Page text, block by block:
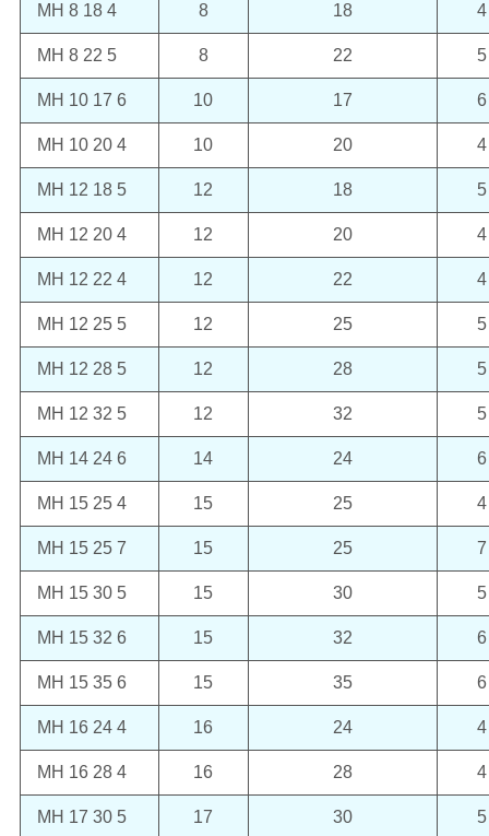
MH 8 18 4 8 18 4
MH 8 22 5 8 22 5
MH 10 17 6 10 17 6
MH 10 20 4 10 20 4
MH 12 18 5 12 18 5
MH 12 20 4 12 20 4
MH 12 22 4 12 22 4
MH 12 25 5 12 25 5
MH 12 28 5 12 28 5
MH 12 32 5 12 32 5
MH 14 24 6 14 24 6
MH 15 25 4 15 25 4
MH 15 25 7 15 25 7
MH 15 30 5 15 30 5
MH 15 32 6 15 32 6
MH 15 35 6 15 35 6
MH 16 24 4 16 24 4
MH 16 28 4 16 28 4
MH 17 30 5 17 30 5